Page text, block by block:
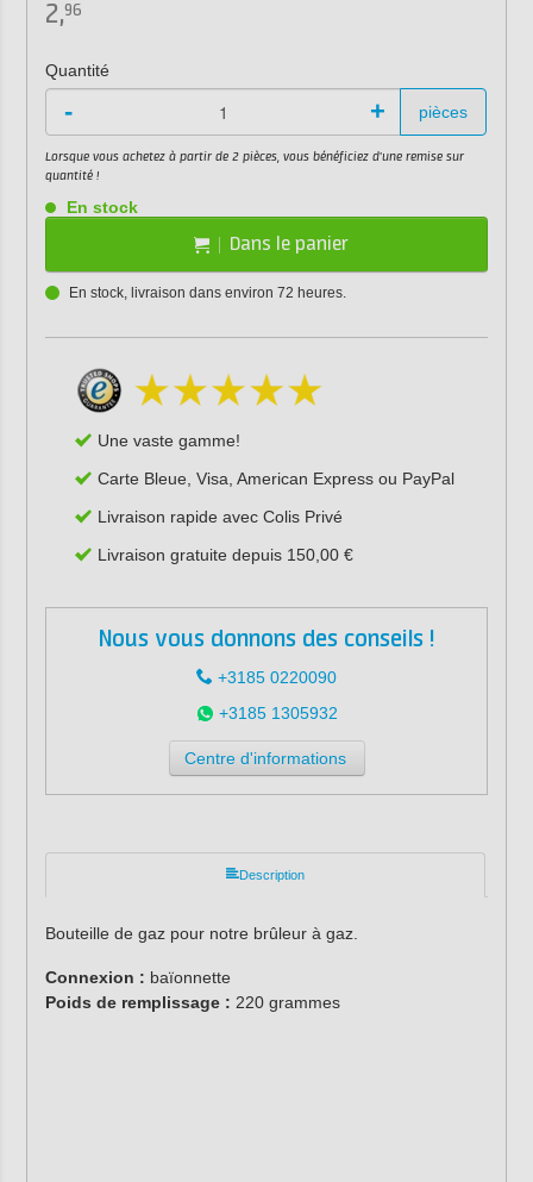
2,96
Quantité
- + pièces
Lorsque vous achetez à partir de 2 pièces, vous bénéficiez d'une remise sur
quantité !
En stock
Dans le panier
En stock, livraison dans environ 72 heures.
Une vaste gamme!
Carte Bleue, Visa, American Express ou PayPal
Livraison rapide avec Colis Privé
Livraison gratuite depuis 150,00 €
Nous vous donnons des conseils !
+3185 0220090
+3185 1305932
Centre d'informations
Description
Bouteille de gaz pour notre brûleur à gaz.
Connexion : baïonnette
Poids de remplissage : 220 grammes